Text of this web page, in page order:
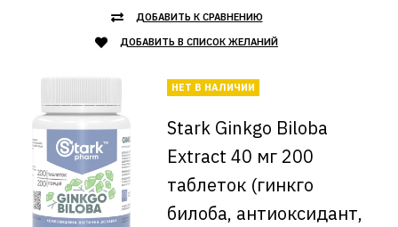
ДОБАВИТЬ К СРАВНЕНИЮ
ДОБАВИТЬ В СПИСОК ЖЕЛАНИЙ
НЕТ В НАЛИЧИИ
Stark Ginkgo Biloba
Extract 40 мг 200
таблеток (гинкго
билоба, антиоксидант,